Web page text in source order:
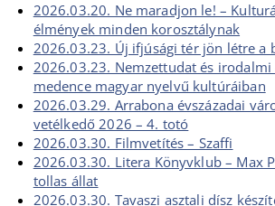
2026.03.20. Ne maradjon le! –
élmények minden korosztálynak
2026.03.23. Új ifjúsági tér jön létre a
2026.03.23. Nemzettudat és irodalmi
medence magyar nyelvű kultúráiban
2026.03.29. Arrabona évszázadai
vetélkedő 2026 – 4. totó
2026.03.30. Filmvetítés – Szaffi
2026.03.30. Litera Könyvklub – Max
tollas állat
2026.03.30. Tavaszi asztali dísz